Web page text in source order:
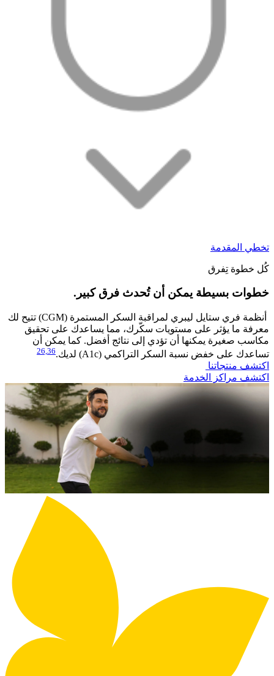
تخطي المقدمة
كُل خطوة تِفرق
خطوات بسيطة يمكن أن تُحدث فرق كبير.
​أنظمة فري ستايل ليبري لمراقبة السكر المستمرة (CGM) تتيح لك
معرفة ما يؤثر على مستويات سكّرك، مما يساعدك على تحقيق
مكاسب صغيرة يمكنها أن تؤدي إلى نتائج أفضل. كما يمكن أن
تساعدك على خفض نسبة السكر التراكمي (A1c) لديك.
26, 36
اكتشف منتجاتنا
اكتشف مراكز الخدمة